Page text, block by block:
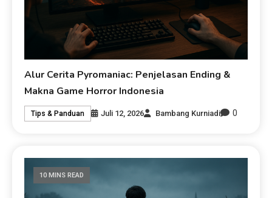
Alur Cerita Pyromaniac: Penjelasan Ending &
Makna Game Horror Indonesia
Tips & Panduan Juli 12, 2026 Bambang Kurniadi 0
10 MINS READ